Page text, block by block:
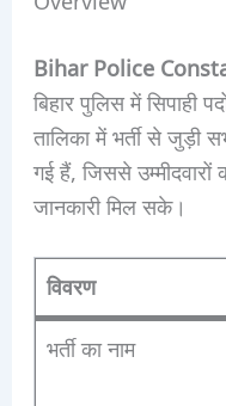
Bihar Police
बिहार पुलिस में सिपाही
तालिका में भर्ती से जुड़ी
गई हैं, जिससे
जानकारी मिल सके।
विवरण
भर्ती का नाम